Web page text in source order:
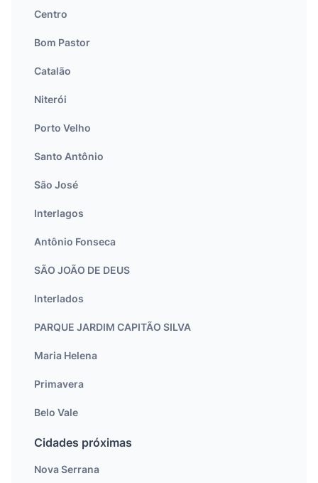
Centro
Bom Pastor
Catalão
Niterói
Porto Velho
Santo Antônio
São José
Interlagos
Antônio Fonseca
SÃO JOÃO DE DEUS
Interlados
PARQUE JARDIM CAPITÃO SILVA
Maria Helena
Primavera
Belo Vale
Cidades próximas
Nova Serrana